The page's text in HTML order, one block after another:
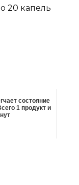
20 капель
состояние
1 продукт и